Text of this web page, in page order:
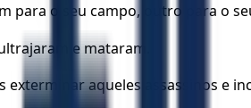
para o seu campo, outro para o
e mataram.
exterminar aqueles assassinos e